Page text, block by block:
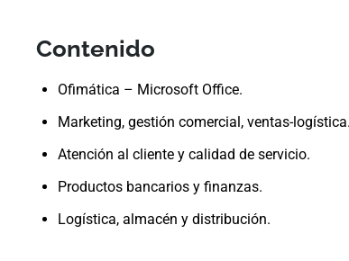
Contenido
Ofimática – Microsoft Office.
Marketing, gestión comercial, ventas-logística.
Atención al cliente y calidad de servicio.
Productos bancarios y finanzas.
Logística, almacén y distribución.